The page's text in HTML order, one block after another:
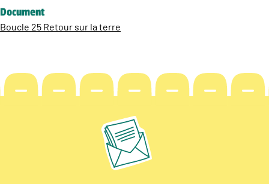
Document
Boucle 25 Retour sur la terre